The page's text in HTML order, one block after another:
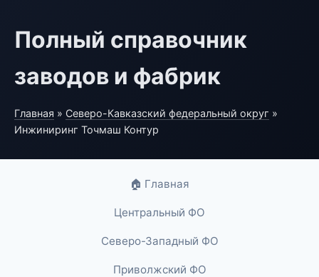
Полный справочник
заводов и фабрик
Главная » Северо-Кавказский федеральный округ »
Инжиниринг Точмаш Контур
🏠 Главная
Центральный ФО
Северо-Западный ФО
Приволжский ФО